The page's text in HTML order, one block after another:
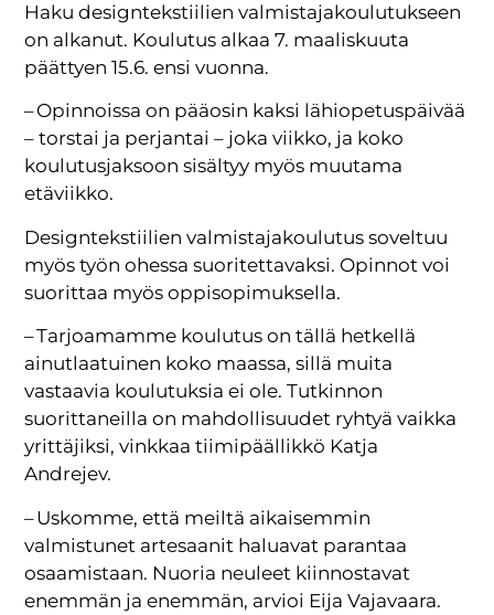
Haku designtekstiilien valmistajakoulutukseen
on alkanut. Koulutus alkaa 7. maaliskuuta
päättyen 15.6. ensi vuonna.
– Opinnoissa on pääosin kaksi lähiopetuspäivää
– tors­tai ja perjantai – joka viikko, ja koko
koulutusjaksoon sisältyy myös muutama
etäviikko.
Designtekstiilien valmistajakoulutus soveltuu
myös työn ohessa suoritettavaksi. Opinnot voi
suorittaa myös oppisopimuksella.
– Tarjoamamme koulutus on tällä hetkellä
ainutlaatuinen koko maassa, sillä muita
vastaavia koulutuksia ei ole. Tutkinnon
suorittaneilla on mahdollisuudet ryhtyä vaikka
yrittäjiksi, vinkkaa tiimipäällikkö Katja
Andrejev.
– Uskomme, että meiltä aikaisemmin
valmistunet artesaanit haluavat parantaa
osaamistaan. Nuoria neuleet kiinnostavat
enemmän ja enemmän, arvioi Eija Vajavaara.